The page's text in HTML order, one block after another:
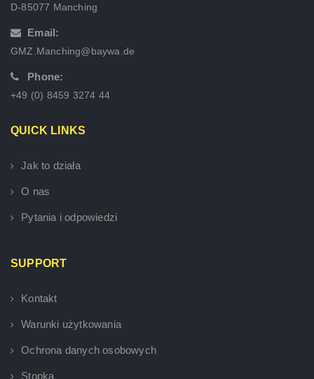
D-85077 Manching
Email:
GMZ.Manching@baywa.de
Phone:
+49 (0) 8459 3274 44
QUICK LINKS
Jak to działa
O nas
Pytania i odpowiedzi
SUPPORT
Kontakt
Warunki użytkowania
Ochrona danych osobowych
Stopka